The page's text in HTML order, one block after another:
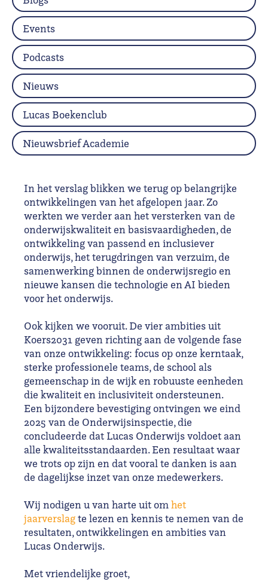
In het verslag blikken we terug op belangrijke
ontwikkelingen van het afgelopen jaar. Zo
werkten we verder aan het versterken van de
onderwijskwaliteit en basisvaardigheden, de
ontwikkeling van passend en inclusiever
onderwijs, het terugdringen van verzuim, de
samenwerking binnen de onderwijsregio en
nieuwe kansen die technologie en AI bieden
voor het onderwijs.
Ook kijken we vooruit. De vier ambities uit
Koers2031 geven richting aan de volgende fase
van onze ontwikkeling: focus op onze kerntaak,
sterke professionele teams, de school als
gemeenschap in de wijk en robuuste eenheden
die kwaliteit en inclusiviteit ondersteunen.
Een bijzondere bevestiging ontvingen we eind
2025 van de Onderwijsinspectie, die
concludeerde dat Lucas Onderwijs voldoet aan
alle kwaliteitsstandaarden. Een resultaat waar
we trots op zijn en dat vooral te danken is aan
de dagelijkse inzet van onze medewerkers.
Wij nodigen u van harte uit om het
jaarverslagte lezen en kennis te nemen van de
resultaten, ontwikkelingen en ambities van
Lucas Onderwijs.
Met vriendelijke groet,
Events
Podcasts
Nieuws
Lucas Boekenclub
Nieuwsbrief Academie